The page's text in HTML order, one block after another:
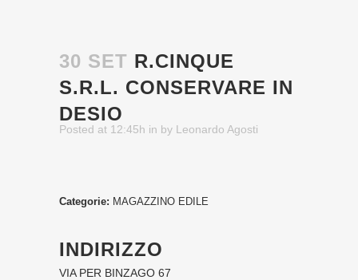
30 SET R.CINQUE
S.R.L. CONSERVARE IN
DESIO
Posted at 12:45h in by Leonardo Agosti
Categorie: MAGAZZINO EDILE
INDIRIZZO
VIA PER BINZAGO 67